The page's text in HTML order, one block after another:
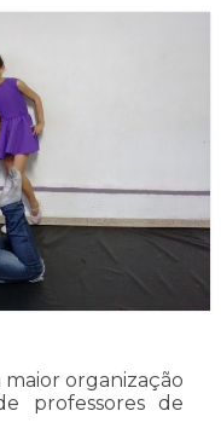
organização
professores de